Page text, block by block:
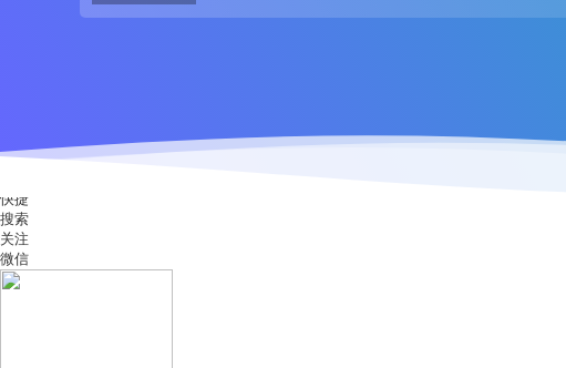
快捷
搜索
关注
微信